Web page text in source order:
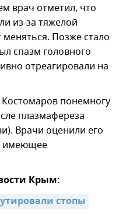
врач отметил, что
из-за тяжелой
Позже стало
спазм головного
отреагировали на
Костомаров понемногу
плазмафереза
Врачи оценили его
имеющее
Крым:
стопы